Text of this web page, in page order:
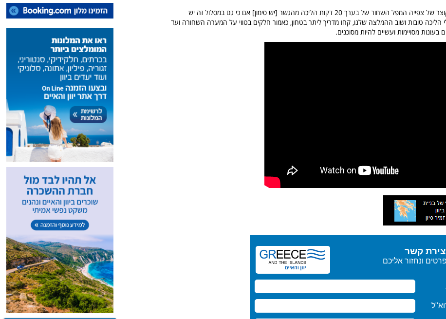
ישנו מסלול מקוצר של צפייה המפל השחור של בערך 20 דקות הליכה מהגשר [יש סימון] אם כי גם במסלול זה יש
הליכה טובות ושוב ההמלצה שלנו, קחו מדריך ליתר בטחון, כאמור חלקים בטווי על המערה השחורה ועד
מסויימות ועשיים להיות מסוכנים.